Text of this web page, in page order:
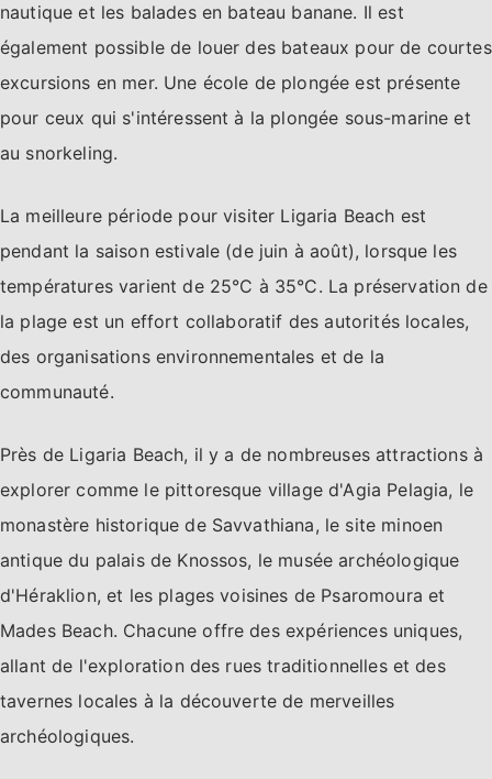
nautique et les balades en bateau banane. Il est
également possible de louer des bateaux pour de courtes
excursions en mer. Une école de plongée est présente
pour ceux qui s'intéressent à la plongée sous-marine et
au snorkeling.
La meilleure période pour visiter Ligaria Beach est
pendant la saison estivale (de juin à août), lorsque les
températures varient de 25°C à 35°C. La préservation de
la plage est un effort collaboratif des autorités locales,
des organisations environnementales et de la
communauté.
Près de Ligaria Beach, il y a de nombreuses attractions à
explorer comme le pittoresque village d'Agia Pelagia, le
monastère historique de Savvathiana, le site minoen
antique du palais de Knossos, le musée archéologique
d'Héraklion, et les plages voisines de Psaromoura et
Mades Beach. Chacune offre des expériences uniques,
allant de l'exploration des rues traditionnelles et des
tavernes locales à la découverte de merveilles
archéologiques.